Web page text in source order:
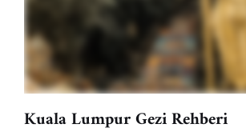
Kuala Lumpur Gezi Rehberi